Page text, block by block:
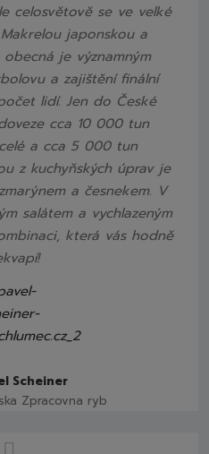
celosvětově se ve velké
japonskou a
je významným
a zajištění finální
lidí. Jen do České
cca 10 000 tun
a cca 5 000 tun
z kuchyňských úprav je
a česnekem. V
salátem a vychlazeným
která vás hodně
Scheiner
Zpracovna ryb